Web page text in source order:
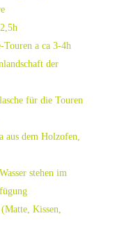
a ca 3-4h
der
für die Touren
aus dem Holzofen,
stehen im
Kissen,